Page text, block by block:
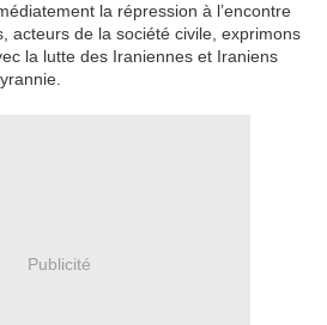
la répression à l’encontre
acteurs de la société civile, exprimons
la lutte des Iraniennes et Iraniens
Publicité